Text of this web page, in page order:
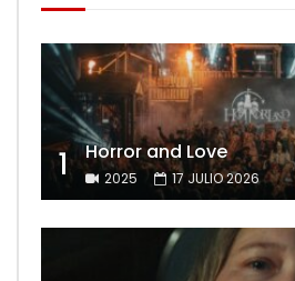
1 Horror and Love
2025 17 JULIO 2026